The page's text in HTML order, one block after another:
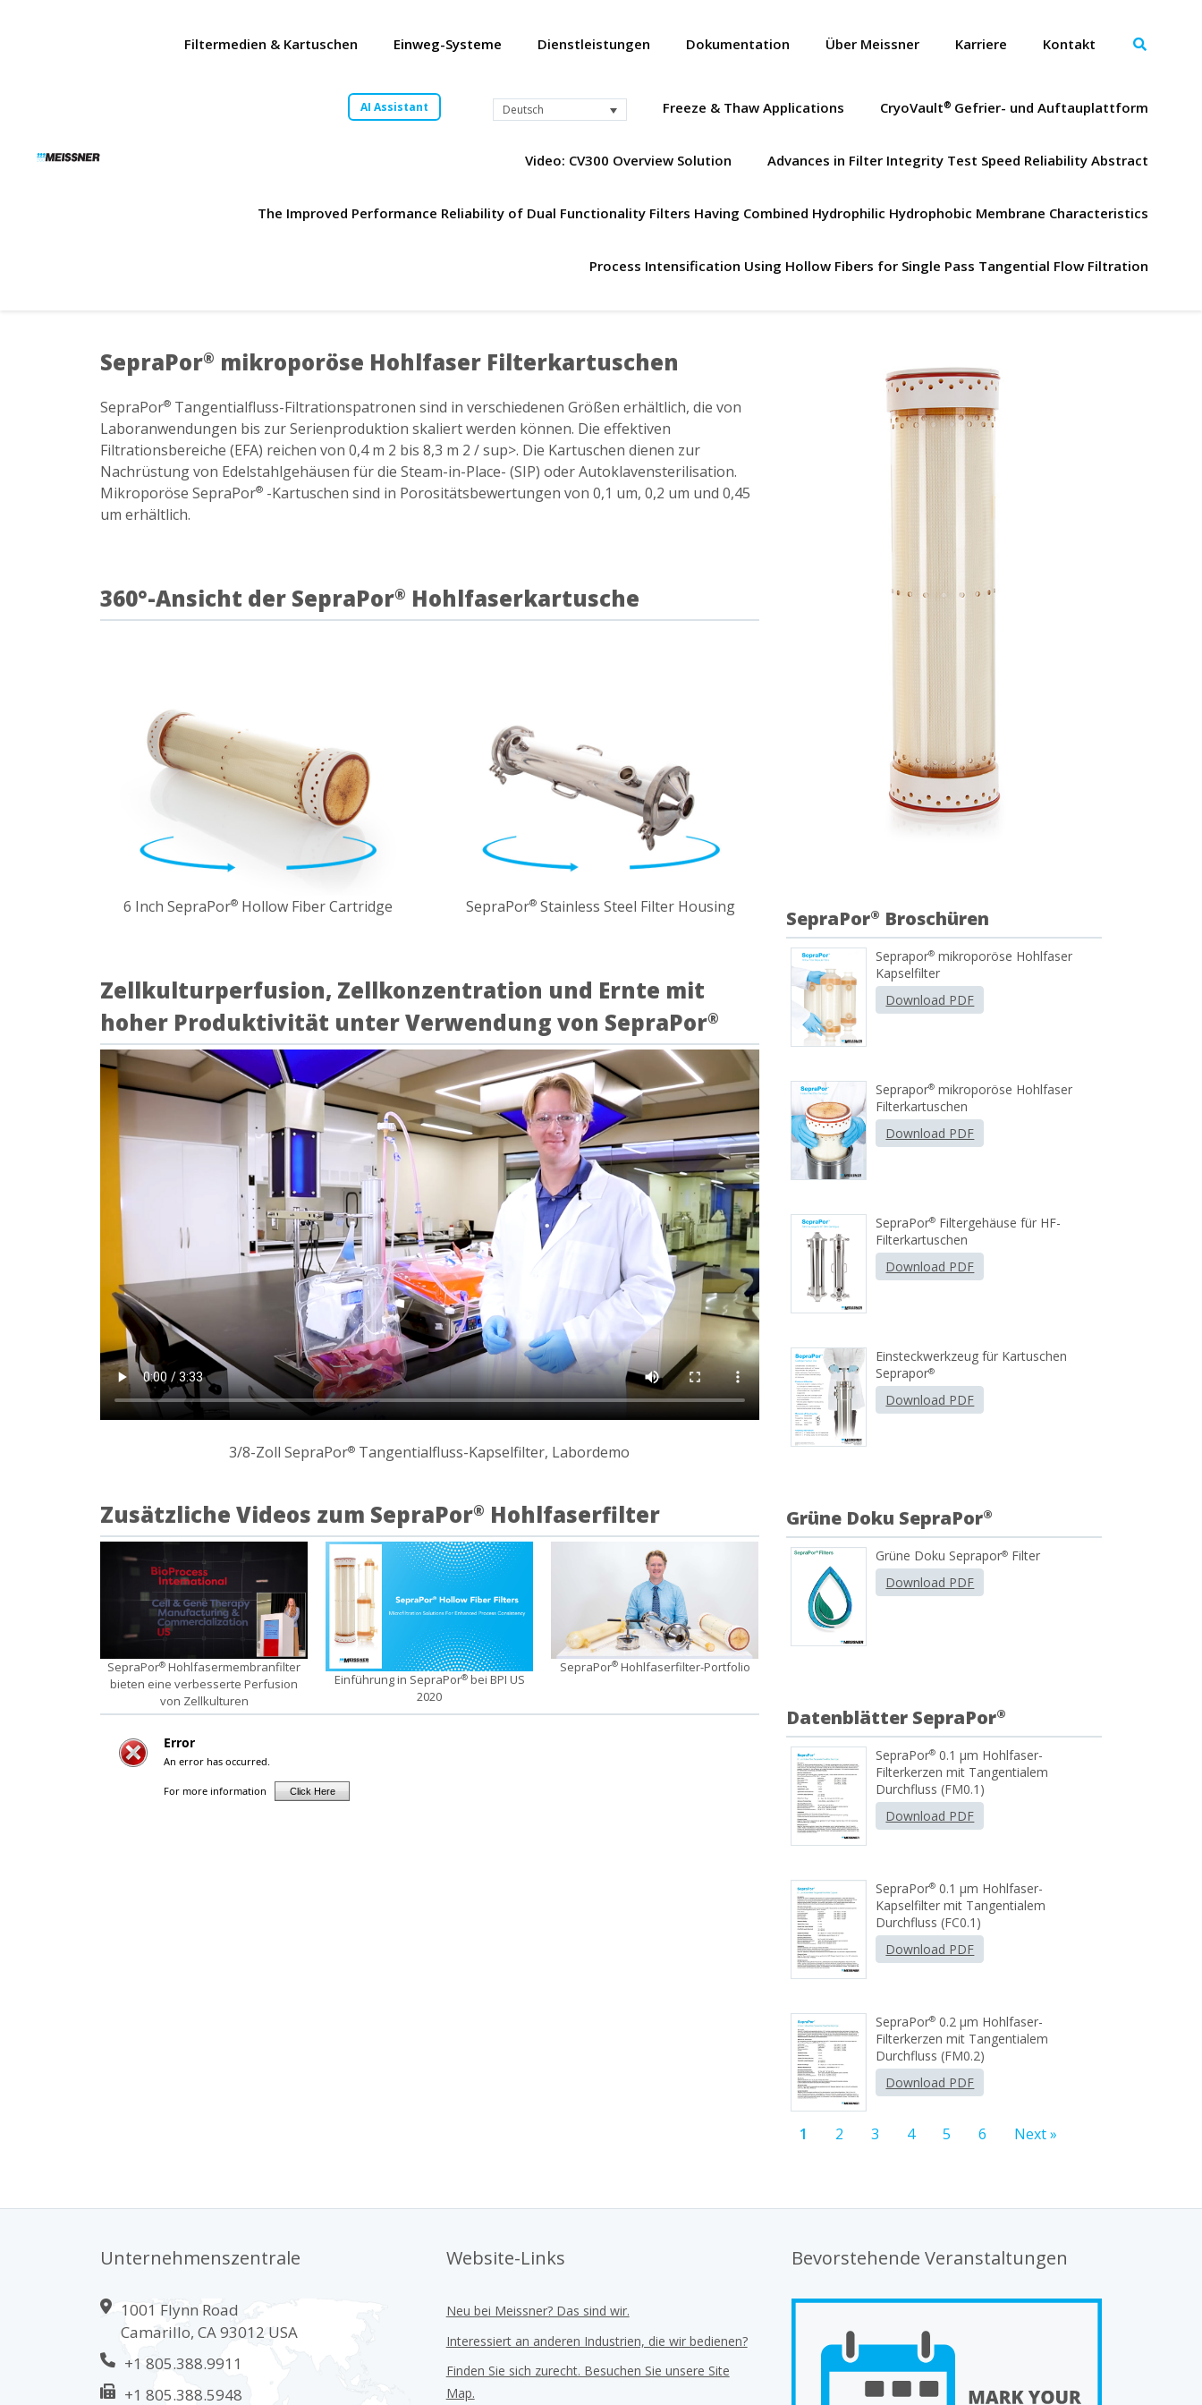
Filtermedien & Kartuschen Einweg-Systeme Dienstleistungen Dokumentation Über Meissner Karriere Kontakt
AI Assistant Deutsch Freeze & Thaw Applications CryoVault® Gefrier- und Auftauplattform
Video: CV300 Overview Solution Advances in Filter Integrity Test Speed Reliability Abstract
The Improved Performance Reliability of Dual Functionality Filters Having Combined Hydrophilic Hydrophobic Membrane Characteristics
Process Intensification Using Hollow Fibers for Single Pass Tangential Flow Filtration
SepraPor® mikroporöse Hohlfaser Filterkartuschen
SepraPor® Tangentialfluss-Filtrationspatronen sind in verschiedenen Größen erhältlich, die von
Laboranwendungen bis zur Serienproduktion skaliert werden können. Die effektiven
Filtrationsbereiche (EFA) reichen von 0,4 m 2 bis 8,3 m 2 / sup>. Die Kartuschen dienen zur
Nachrüstung von Edelstahlgehäusen für die Steam-in-Place- (SIP) oder Autoklavensterilisation.
Mikroporöse SepraPor® -Kartuschen sind in Porositätsbewertungen von 0,1 um, 0,2 um und 0,45
um erhältlich.
360°-Ansicht der SepraPor® Hohlfaserkartusche
6 Inch SepraPor® Hollow Fiber Cartridge SepraPor® Stainless Steel Filter Housing
Zellkulturperfusion, Zellkonzentration und Ernte mit
hoher Produktivität unter Verwendung von SepraPor®
3/8-Zoll SepraPor® Tangentialfluss-Kapselfilter, Labordemo
Zusätzliche Videos zum SepraPor® Hohlfaserfilter
SepraPor® Hohlfasermembranfilter
bieten eine verbesserte Perfusion
von Zellkulturen
Einführung in SepraPor®bei BPI US
2020
SepraPor®Hohlfaserfilter-Portfolio
SepraPor® Broschüren
Seprapor® mikroporöse Hohlfaser
Kapselfilter
Download PDF
Seprapor® mikroporöse Hohlfaser
Filterkartuschen
Download PDF
SepraPor® Filtergehäuse für HF-
Filterkartuschen
Download PDF
Einsteckwerkzeug für Kartuschen
Seprapor®
Download PDF
Grüne Doku SepraPor®
Grüne Doku Seprapor® Filter
Download PDF
Datenblätter SepraPor®
SepraPor® 0.1 μm Hohlfaser-
Filterkerzen mit Tangentialem
Durchfluss (FM0.1)
Download PDF
SepraPor® 0.1 μm Hohlfaser-
Kapselfilter mit Tangentialem
Durchfluss (FC0.1)
Download PDF
SepraPor® 0.2 μm Hohlfaser-
Filterkerzen mit Tangentialem
Durchfluss (FM0.2)
Download PDF
1 2 3 4 5 6 Next »
Unternehmenszentrale
1001 Flynn Road
Camarillo, CA 93012 USA
+1 805.388.9911
+1 805.388.5948
Website-Links
Neu bei Meissner? Das sind wir.
Interessiert an anderen Industrien, die wir bedienen?
Finden Sie sich zurecht. Besuchen Sie unsere Site
Map.
Bevorstehende Veranstaltungen